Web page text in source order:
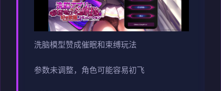
洗脑模型赞成催眠和束缚玩法
参数未调整，角色可能容易初飞